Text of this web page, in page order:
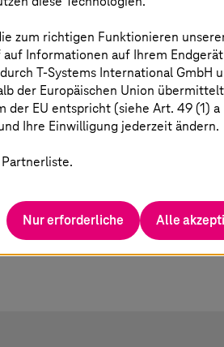
zum richtigen Funktionieren
Informationen auf Ihrem
durchT-Systems International GmbH
der Europäischen Union übermittelt
der EU entspricht (siehe Art. 49 (1) a
Ihre Einwilligung jederzeit ändern.
Nur erforderliche Alle